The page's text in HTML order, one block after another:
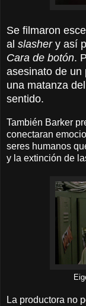
Se filmaron
al slasher y así
Cara de botón.
asesinato de un
una matanza
sentido.
También Barker
conectaran
seres humanos
y la extinción de
La productora no